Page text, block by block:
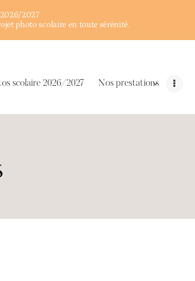
scolaire 2026/2027 Nos prestations
2027
photo scolaire en toute sérénité.